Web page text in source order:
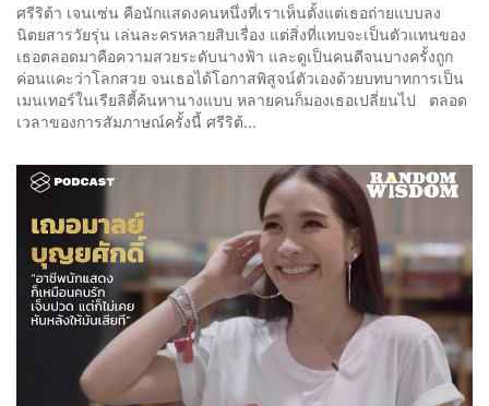
ศรีริต้า เจนเซ่น คือนักแสดงคนหนึ่งที่เราเห็นตั้งแต่เธอถ่ายแบบลง
นิตยสารวัยรุ่น เล่นละครหลายสิบเรื่อง แต่สิ่งที่แทบจะเป็นตัวแทนของ
เธอตลอดมาคือความสวยระดับนางฟ้า และดูเป็นคนดีจนบางครั้งถูก
ค่อนแคะว่าโลกสวย จนเธอได้โอกาสพิสูจน์ตัวเองด้วยบทบาทการเป็น
เมนเทอร์ในเรียลิตี้ค้นหานางแบบ หลายคนก็มองเธอเปลี่ยนไป ตลอด
เวลาของการสัมภาษณ์ครั้งนี้ ศรีริต้...